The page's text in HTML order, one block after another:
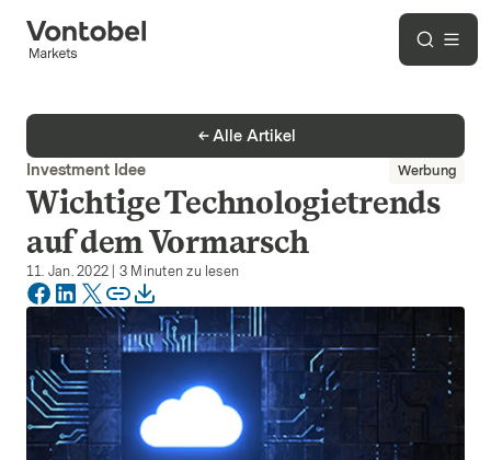
Alle Artikel
Investment Idee
Werbung
Wichtige Technologietrends
auf dem Vormarsch
11. Jan. 2022 3 Minuten zu lesen